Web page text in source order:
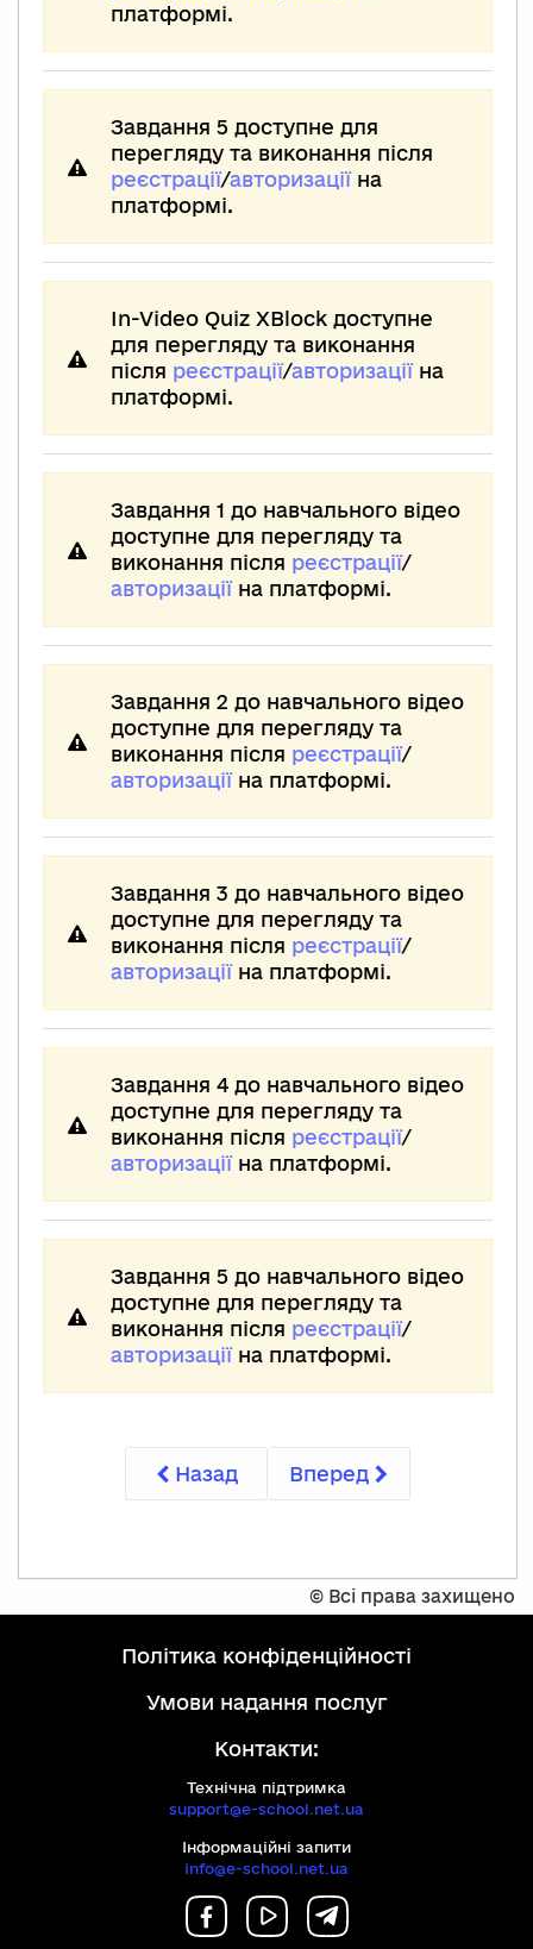
платформі.
Завдання 5 доступне для
перегляду та виконання після
реєстрації/авторизаціїна
платформі.
In-Video Quiz XBlock доступне
для перегляду та виконання
після реєстрації/авторизаціїна
платформі.
Завдання 1 до навчального відео
доступне для перегляду та
виконання після реєстрації/
авторизаціїна платформі.
Завдання 2 до навчального відео
доступне для перегляду та
виконання після реєстрації/
авторизаціїна платформі.
Завдання 3 до навчального відео
доступне для перегляду та
виконання після реєстрації/
авторизаціїна платформі.
Завдання 4 до навчального відео
доступне для перегляду та
виконання після реєстрації/
авторизаціїна платформі.
Завдання 5 до навчального відео
доступне для перегляду та
виконання після реєстрації/
авторизаціїна платформі.
Назад Вперед
© Всі права захищено
політика конфіденційності
умови надання послуг
Контакти:
Технічна підтримка
support@e-school.net.ua
Інформаційні запити
info@e-school.net.ua